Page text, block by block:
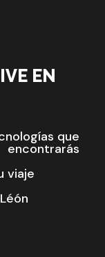
EN
que
encontrarás
viaje